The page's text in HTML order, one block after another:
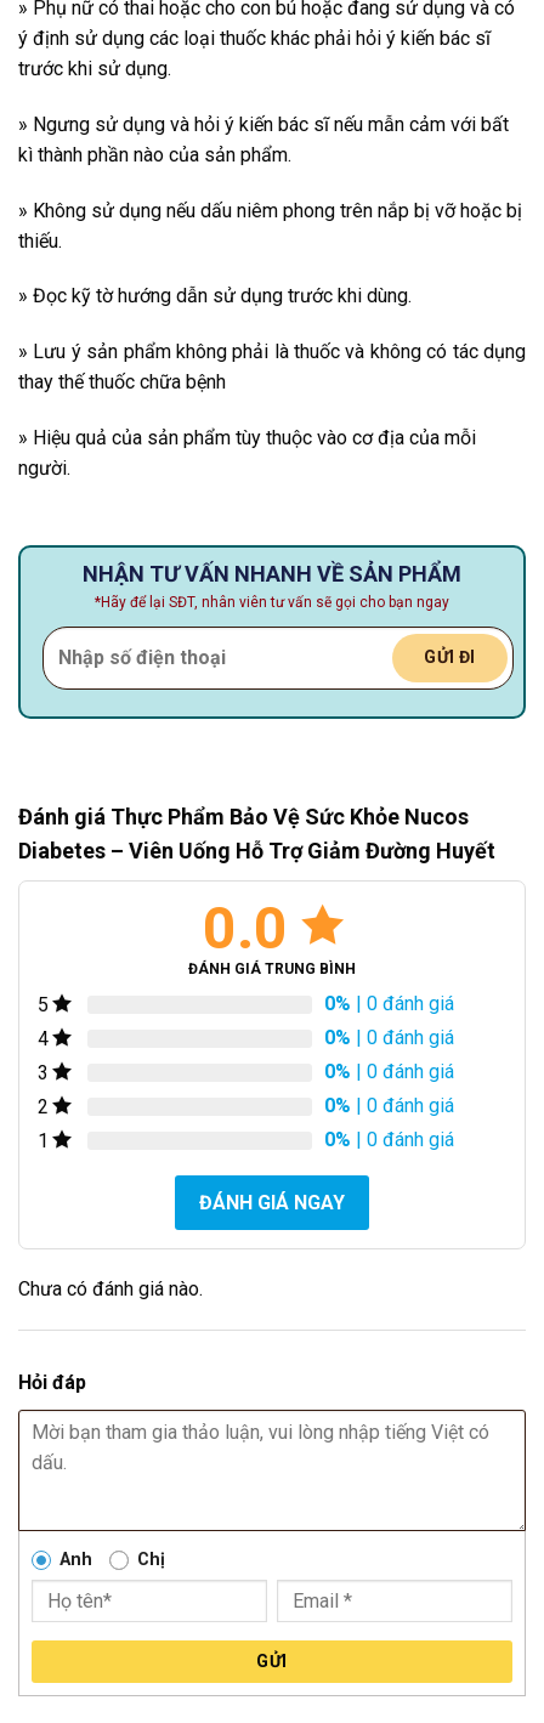
» Phụ nữ có thai hoặc cho con bú hoặc đang sử dụng và có
ý định sử dụng các loại thuốc khác phải hỏi ý kiến bác sĩ
trước khi sử dụng.
» Ngưng sử dụng và hỏi ý kiến bác sĩ nếu mẫn cảm với bất
kì thành phần nào của sản phẩm.
» Không sử dụng nếu dấu niêm phong trên nắp bị vỡ hoặc bị
thiếu.
» Đọc kỹ tờ hướng dẫn sử dụng trước khi dùng.
» Lưu ý sản phẩm không phải là thuốc và không có tác dụng
thay thế thuốc chữa bệnh
» Hiệu quả của sản phẩm tùy thuộc vào cơ địa của mỗi
người.
NHẬN TƯ VẤN NHANH VỀ SẢN PHẨM
*Hãy để lại SĐT, nhân viên tư vấn sẽ gọi cho bạn ngay
Đánh giá Thực Phẩm Bảo Vệ Sức Khỏe Nucos
Diabetes – Viên Uống Hỗ Trợ Giảm Đường Huyết
0.0
ĐÁNH GIÁ TRUNG BÌNH
5 0% | 0 đánh giá
4
0% | 0 đánh giá
3
0% | 0 đánh giá
2
0% | 0 đánh giá
1
0% | 0 đánh giá
ĐÁNH GIÁ NGAY
Chưa có đánh giá nào.
Hỏi đáp
Anh Chị
GỬI